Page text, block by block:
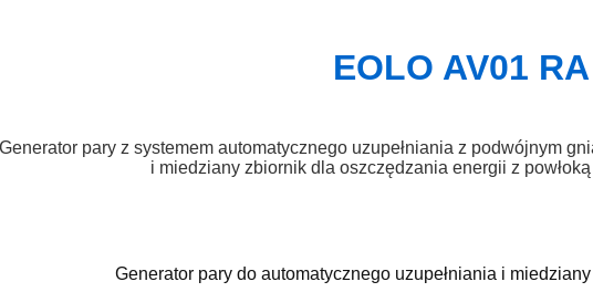
EOLO AV01
Generator pary z systemem automatycznego uzupełniania z podwójnym
i miedziany zbiornik dla oszczędzania energii z
Generator pary do automatycznego uzupełniania i